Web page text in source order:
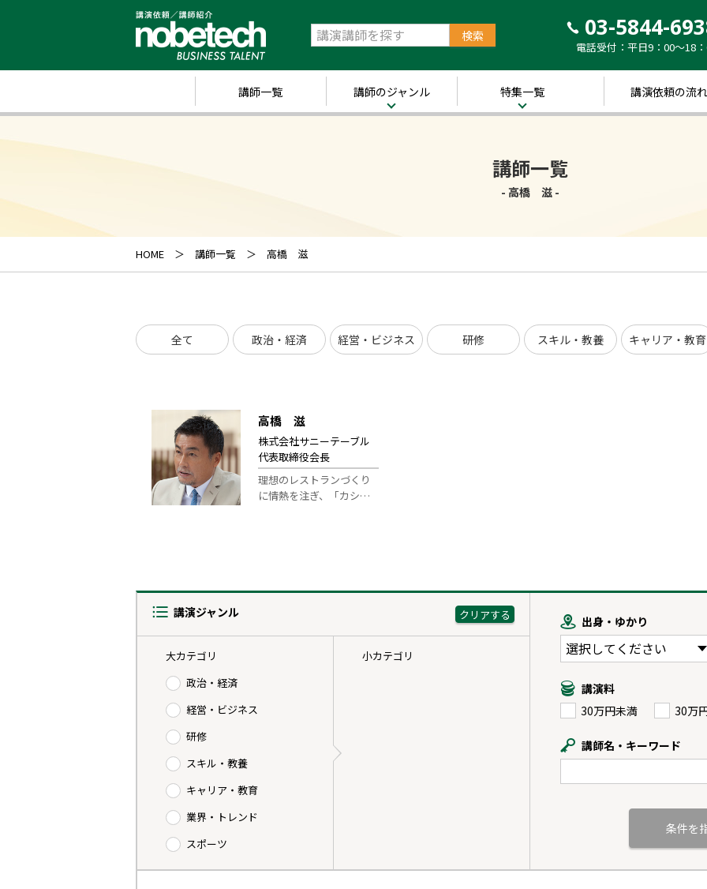
03-5844-
電話受付：平日9：00～18
講師一覧 講師のジャンル 特集一覧
～経営の“実践者”が
語る～ 講演のできる
経営者特集
y”において「10分講
講演依頼の流れ
講師一覧
- 高橋 滋 -
HOME 講師一覧 高橋 滋
全て 政治・経済 経営・ビジネス 研修 スキル・教養 キャリア・教育
高橋 滋
株式会社サニーテーブル
代表取締役会長
理想のレストランづくり
に情熱を注ぎ、「カシ…
講演ジャンル
大カテゴリ
政治・経済
経営・ビジネス
研修
スキル・教養
キャリア・教育
業界・トレンド
スポーツ
小カテゴリ
出身・ゆかり
講演料
30万円未満
30万
講師名・キーワード